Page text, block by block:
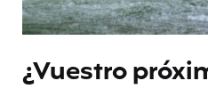
¿Vuestro